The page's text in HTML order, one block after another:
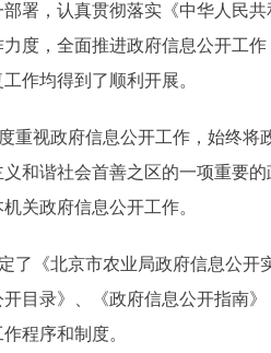
，认真贯彻落实《中华人民共
度，全面推进政府信息公开工
作均得到了顺利开展。
视政府信息公开工作，始终将
和谐社会首善之区的一项重要
关政府信息公开工作。
《北京市农业局政府信息公开
目录》、《政府信息公开指南
程序和制度。